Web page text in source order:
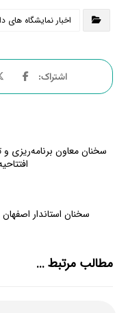
اخبار نمایشگاه های
سخنان معاون برنامه‌ریزی
سخنان استاندار اصفهان
مطالب مرتبط ...